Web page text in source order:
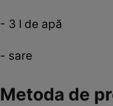
- 3 l de apă
- sare
Metoda de